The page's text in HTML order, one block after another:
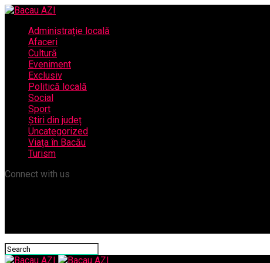
Administrație locală
Afaceri
Cultură
Eveniment
Exclusiv
Politică locală
Social
Sport
Știri din județ
Uncategorized
Viața în Bacău
Turism
Connect with us